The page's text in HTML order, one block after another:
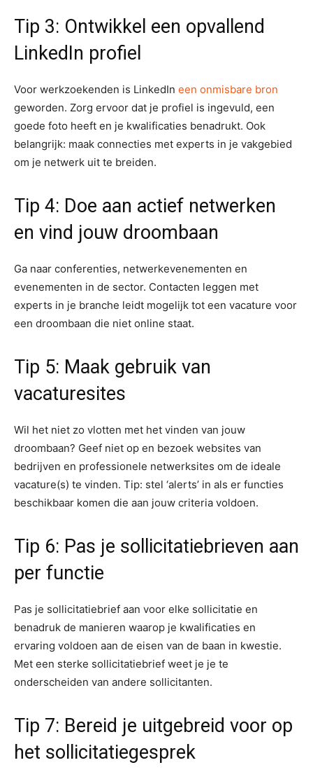
Tip 3: Ontwikkel een opvallend
LinkedIn profiel
Voor werkzoekenden is LinkedIn een onmisbare bron
geworden. Zorg ervoor dat je profiel is ingevuld, een
goede foto heeft en je kwalificaties benadrukt. Ook
belangrijk: maak connecties met experts in je vakgebied
om je netwerk uit te breiden.
Tip 4: Doe aan actief netwerken
en vind jouw droombaan
Ga naar conferenties, netwerkevenementen en
evenementen in de sector. Contacten leggen met
experts in je branche leidt mogelijk tot een vacature voor
een droombaan die niet online staat.
Tip 5: Maak gebruik van
vacaturesites
Wil het niet zo vlotten met het vinden van jouw
droombaan? Geef niet op en bezoek websites van
bedrijven en professionele netwerksites om de ideale
vacature(s) te vinden. Tip: stel ‘alerts’ in als er functies
beschikbaar komen die aan jouw criteria voldoen.
Tip 6: Pas je sollicitatiebrieven aan
per functie
Pas je sollicitatiebrief aan voor elke sollicitatie en
benadruk de manieren waarop je kwalificaties en
ervaring voldoen aan de eisen van de baan in kwestie.
Met een sterke sollicitatiebrief weet je je te
onderscheiden van andere sollicitanten.
Tip 7: Bereid je uitgebreid voor op
het sollicitatiegesprek